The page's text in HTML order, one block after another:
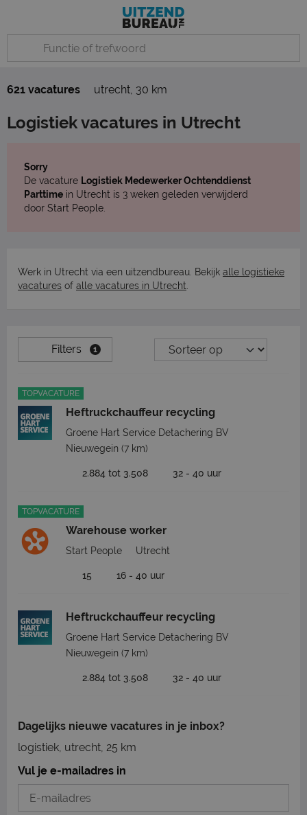
621 vacatures utrecht, 30 km
Logistiek vacatures in Utrecht
Sorry
De vacature Logistiek Medewerker Ochtenddienst
Parttime in Utrecht is 3 weken geleden verwijderd
door Start People.
Werk in Utrecht via een uitzendbureau. Bekijk alle logistieke
vacatures of alle vacatures in Utrecht
Filters 1
TOPVACATURE
Heftruckchauffeur recycling
Groene Hart Service Detachering BV
Nieuwegein (7 km)
2.884 tot 3.508 32 - 40 uur
TOPVACATURE
Warehouse worker
Start People Utrecht
15 16 - 40 uur
Heftruckchauffeur recycling
Groene Hart Service Detachering BV
Nieuwegein (7 km)
2.884 tot 3.508 32 - 40 uur
Dagelijks nieuwe vacatures in je inbox?
logistiek, utrecht, 25 km
Vul je e-mailadres in